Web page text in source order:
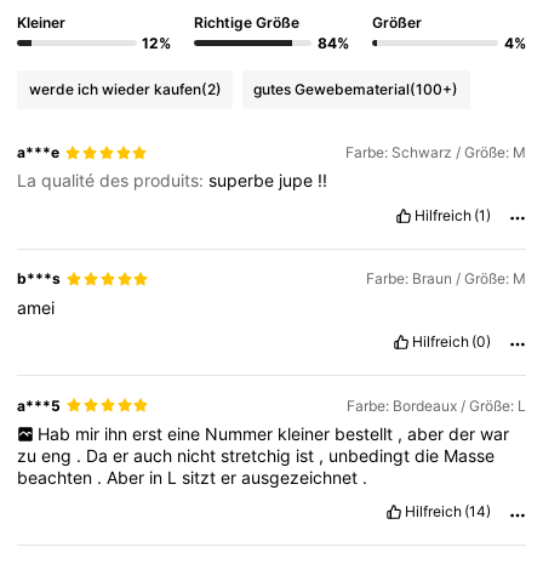
Kleiner
12%
Richtige Größe
84%
Größer
4%
werde ich wieder kaufen(2) gutes Gewebematerial(100+)
a***e Farbe: Schwarz / Größe: M
La qualité des produits:superbe jupe !!
Hilfreich (1)
b***s Farbe: Braun / Größe: M
amei
Hilfreich (0)
a***5 Farbe: Bordeaux / Größe: L
Hab mir ihn erst eine Nummer kleiner bestellt , aber der war
zueng . Daerauch nichtstretchig ist , unbedingtdie Masse
beachten .Aber in Lsitzterausgezeichnet .
Hilfreich (14)